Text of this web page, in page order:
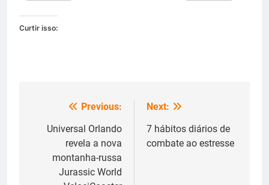
Curtir isso:
Navegação
Post
Previous:
Universal Orlando
revela a nova
montanha-russa
Jurassic World
Next:
7 hábitos diários de
combate ao estresse